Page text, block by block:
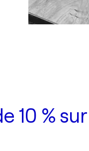
10 %